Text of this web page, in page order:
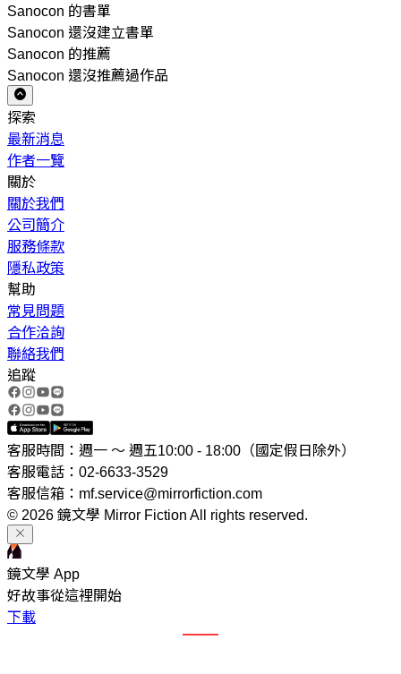
Sanocon 的書單
Sanocon 還沒建立書單
Sanocon 的推薦
Sanocon 還沒推薦過作品
探索
最新消息
作者一覽
關於
關於我們
公司簡介
服務條款
隱私政策
幫助
常見問題
合作洽詢
聯絡我們
追蹤
客服時間：週一 ～ 週五10:00 - 18:00（國定假日除外）
客服電話：02-6633-3529
客服信箱：mf.service@mirrorfiction.com
© 2026 鏡文學 Mirror Fiction All rights reserved.
鏡文學 App
好故事從這裡開始
下載